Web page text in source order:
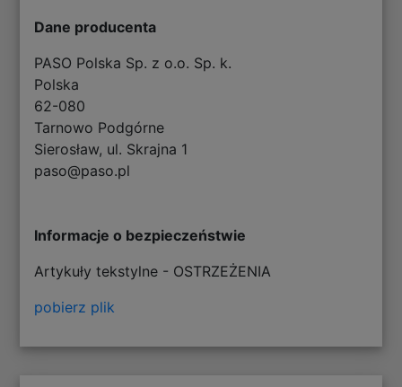
Dane producenta
PASO Polska Sp. z o.o. Sp. k.
Polska
62-080
Tarnowo Podgórne
Sierosław, ul. Skrajna 1
paso@paso.pl
Informacje o bezpieczeństwie
Artykuły tekstylne - OSTRZEŻENIA
pobierz plik